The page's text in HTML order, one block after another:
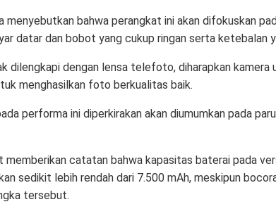
menyebutkan bahwa perangkat ini akan difokuskan
datar dan bobot yang cukup ringan serta ketebalan
dilengkapi dengan lensa telefoto, diharapkan kamera
menghasilkan foto berkualitas baik.
performa ini diperkirakan akan diumumkan pada
catatan bahwa kapasitas baterai pada
sedikit lebih rendah dari 7.500 mAh, meskipun
tersebut.